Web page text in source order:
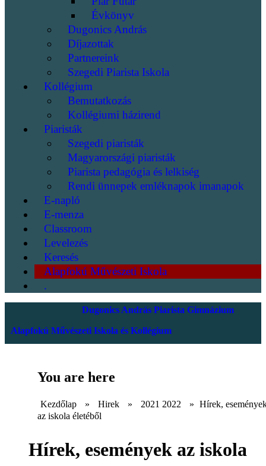
Évkönyv
Dugonics András
Díjazottak
Partnereink
Szegedi Piarista Iskola
Kollégium
Bemutatkozás
Kollégiumi házirend
Piaristák
Szegedi piaristák
Magyarországi piaristák
Piarista pedagógia és lelkiség
Rendi ünnepek emléknapok imanapok
E-napló
E-menza
Classroom
Levelezés
Keresés
Alapfokú Művészeti Iskola
.
Dugonics András Piarista Gimnázium
Alapfokú Művészeti Iskola és Kollégium
You are here
Kezdőlap » Hirek » 2021 2022 » Hírek,
az iskola életéből
Hírek, események az iskola